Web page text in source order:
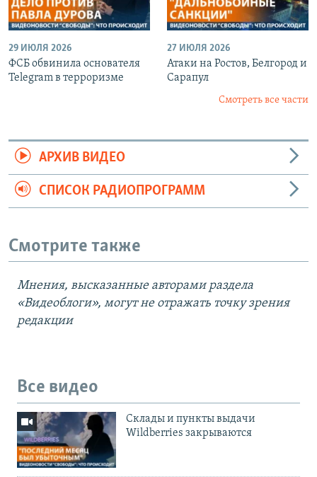
29 ИЮЛЯ 2026
ФСБ обвинила основателя
Telegram в терроризме
27 ИЮЛЯ 2026
Атаки на Ростов, Белгород и
Сарапул
Смотреть все части
АРХИВ ВИДЕО
СПИСОК РАДИОПРОГРАММ
Смотрите также
Мнения, высказанные авторами раздела
«Видеоблоги», могут не отражать точку зрения
редакции
Все видео
Cклады и пункты выдачи
Wildberries закрываются